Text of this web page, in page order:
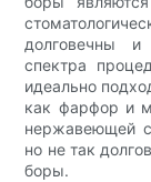
долговечны и
спектра
идеально
как фарфор и
нержавеющей
но не так
боры.